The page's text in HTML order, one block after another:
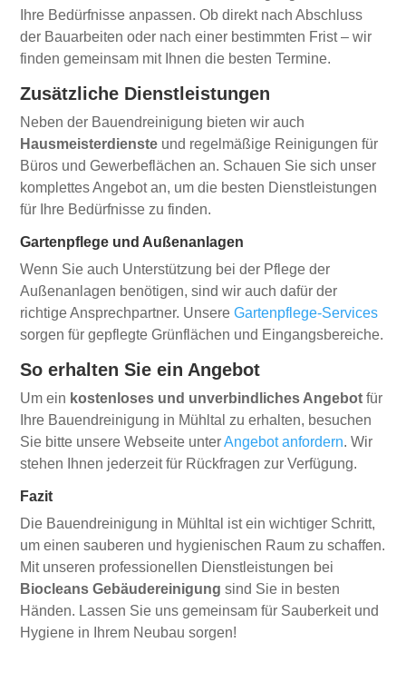
Ihre Bedürfnisse anpassen. Ob direkt nach Abschluss
der Bauarbeiten oder nach einer bestimmten Frist – wir
finden gemeinsam mit Ihnen die besten Termine.
Zusätzliche Dienstleistungen
Neben der Bauendreinigung bieten wir auch
Hausmeisterdienste und regelmäßige Reinigungen für
Büros und Gewerbeflächen an. Schauen Sie sich unser
komplettes Angebot an, um die besten Dienstleistungen
für Ihre Bedürfnisse zu finden.
Gartenpflege und Außenanlagen
Wenn Sie auch Unterstützung bei der Pflege der
Außenanlagen benötigen, sind wir auch dafür der
richtige Ansprechpartner. UnsereGartenpflege-Services
sorgen für gepflegte Grünflächen und Eingangsbereiche.
So erhalten Sie ein Angebot
Um ein kostenloses und unverbindliches Angebot für
Ihre Bauendreinigung in Mühltal zu erhalten, besuchen
Sie bitte unsere Webseite unterAngebot anfordern. Wir
stehen Ihnen jederzeit für Rückfragen zur Verfügung.
Fazit
Die Bauendreinigung in Mühltal ist ein wichtiger Schritt,
um einen sauberen und hygienischen Raum zu schaffen.
Mit unseren professionellen Dienstleistungen bei
Biocleans Gebäudereinigung sind Sie in besten
Händen. Lassen Sie uns gemeinsam für Sauberkeit und
Hygiene in Ihrem Neubau sorgen!